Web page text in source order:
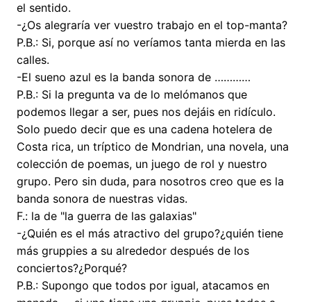
el sentido.
-¿Os alegraría ver vuestro trabajo en el top-manta?
P.B.: Si, porque así no veríamos tanta mierda en las
calles.
-El sueno azul es la banda sonora de …………
P.B.: Si la pregunta va de lo melómanos que
podemos llegar a ser, pues nos dejáis en ridículo.
Solo puedo decir que es una cadena hotelera de
Costa rica, un tríptico de Mondrian, una novela, una
colección de poemas, un juego de rol y nuestro
grupo. Pero sin duda, para nosotros creo que es la
banda sonora de nuestras vidas.
F.: la de "la guerra de las galaxias"
-¿Quién es el más atractivo del grupo?¿quién tiene
más gruppies a su alrededor después de los
conciertos?¿Porqué?
P.B.: Supongo que todos por igual, atacamos en